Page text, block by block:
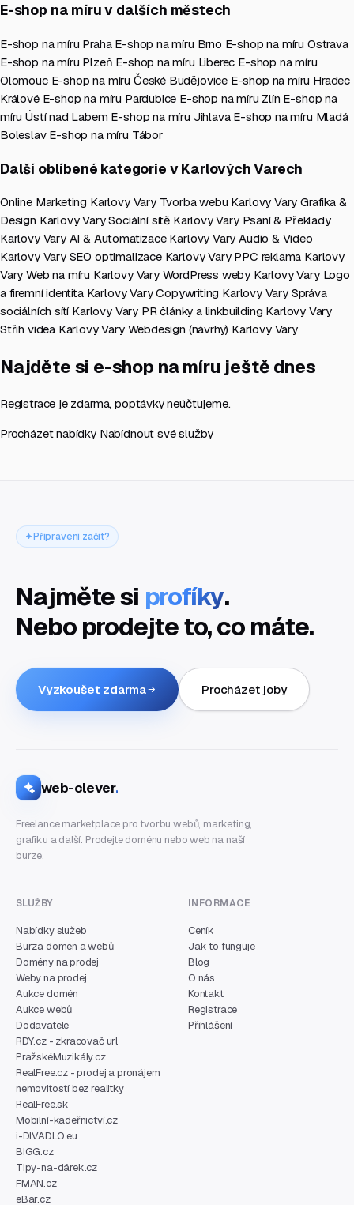
E-shop na míru v dalších městech
E-shop na míru Praha E-shop na míru Brno E-shop na míru Ostrava
E-shop na míru Plzeň E-shop na míru Liberec E-shop na míru
Olomouc E-shop na míru České Budějovice E-shop na míru Hradec
Králové E-shop na míru Pardubice E-shop na míru Zlín E-shop na
míru Ústí nad Labem E-shop na míru Jihlava E-shop na míru Mladá
Boleslav E-shop na míru Tábor
Další oblíbené kategorie v Karlových Varech
Online Marketing Karlovy Vary Tvorba webu Karlovy VaryGrafika &
Design Karlovy VarySociální sítě Karlovy Vary Psaní & Překlady
Karlovy Vary AI & Automatizace Karlovy VaryAudio & Video
Karlovy Vary SEO optimalizace Karlovy Vary PPC reklama Karlovy
VaryWeb na míru Karlovy Vary WordPress weby Karlovy Vary Logo
a firemní identita Karlovy VaryCopywriting Karlovy Vary Správa
sociálních sítí Karlovy Vary PR články a linkbuilding Karlovy Vary
Střih videa Karlovy Vary Webdesign (návrhy) Karlovy Vary
Najděte si e-shop na míru ještě dnes
Registrace je zdarma, poptávky neúčtujeme.
Procházet nabídky Nabídnout své služby
Připraveni začít?
Najměte si profíky.
Nebo prodejte to, co máte.
Vyzkoušet zdarma Procházet joby
web-clever.
Freelance marketplace pro tvorbu webů, marketing,
grafiku a další. Prodejte doménu nebo web na naší
burze.
SLUŽBY
Nabídky služeb
Burza domén a webů
Domény na prodej
Weby na prodej
Aukce domén
Aukce webů
Dodavatelé
RDY.cz - zkracovač url
PražskéMuzikály.cz
RealFree.cz - prodej a pronájem
nemovitostí bez realitky
RealFree.sk
Mobilní-kadeřnictví.cz
i-DIVADLO.eu
BIGG.cz
Tipy-na-dárek.cz
FMAN.cz
eBar.cz
INFORMACE
Ceník
Jak to funguje
Blog
O nás
Kontakt
Registrace
Přihlášení